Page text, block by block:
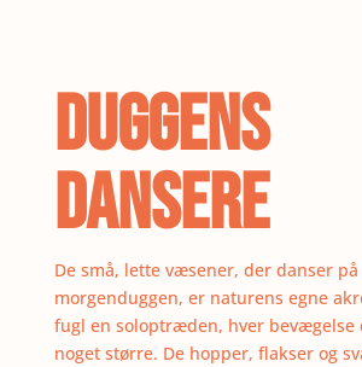
Duggens
dansere
De små, lette væsener, der danser på
morgenduggen, er naturens egne
fugl en soloptræden, hver bevægelse
noget større. De hopper, flakser og